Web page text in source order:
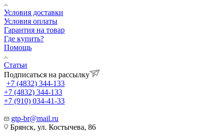
Условия доставки
Условия оплаты
Гарантия на товар
Где купить?
Помощь
Статьи
Подписаться на рассылку
+7 (4832) 344-133
+7 (4832) 344-133
+7 (910) 034-41-33
gtp-br@mail.ru
Брянск, ул. Костычева, 86